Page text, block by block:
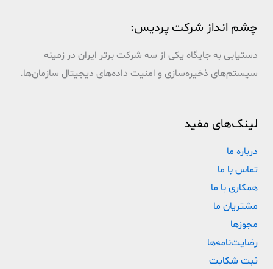
چشم انداز شرکت پردیس:
دستیابی به جایگاه یکی از سه شرکت برتر ایران در زمینه
سیستم‌های ذخیره‌سازی و امنیت داده‌های دیجیتال سازمان‌ها.
لینک‌های مفید
درباره ما
تماس با ما
همکاری با ما
مشتریان ما
مجوزها
رضایت‌نامه‌ها
ثبت شکایت